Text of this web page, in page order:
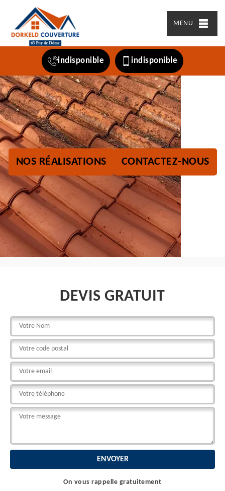
MENU
indisponible indisponible
NOS RÉALISATIONS CONTACTEZ-NOUS
DEVIS GRATUIT
On vous rappelle gratuitement